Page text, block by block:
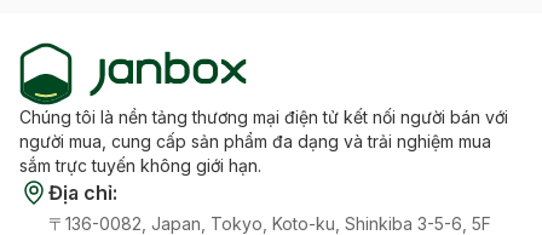
Chúng tôi là nền tảng thương mại điện tử kết nối người bán với
người mua, cung cấp sản phẩm đa dạng và trải nghiệm mua
sắm trực tuyến không giới hạn.
Địa chỉ:
〒136-0082, Japan, Tokyo, Koto-ku, Shinkiba 3-5-6, 5F